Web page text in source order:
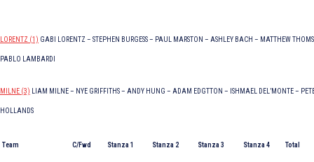
LORENTZ (1) GABI LORENTZ – STEPHEN BURGESS – PAUL MARSTON – ASHLEY BACH – MATTHEW
PABLO LAMBARDI
MILNE (3) LIAM MILNE – NYE GRIFFITHS – ANDY HUNG – ADAM EDGTTON – ISHMAEL DEL’MONTE –
HOLLANDS
Team C/Fwd Stanza 1 Stanza 2 Stanza 3 Stanza 4 Total